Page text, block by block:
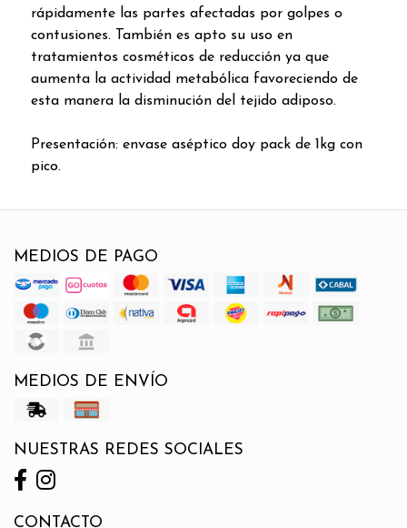
rápidamente las partes afectadas por golpes o
contusiones. También es apto su uso en
tratamientos cosméticos de reducción ya que
aumenta la actividad metabólica favoreciendo de
esta manera la disminución del tejido adiposo.
Presentación: envase aséptico doy pack de 1kg con
pico.
MEDIOS DE PAGO
MEDIOS DE ENVÍO
NUESTRAS REDES SOCIALES
CONTACTO